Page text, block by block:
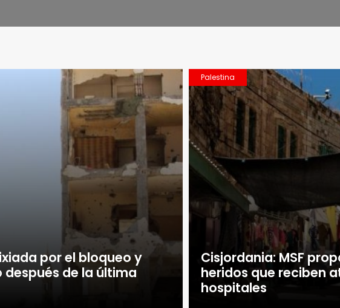
por el bloqueo y
de la última
Palestina
Cisjordania: MSF
heridos que reciben
hospitales